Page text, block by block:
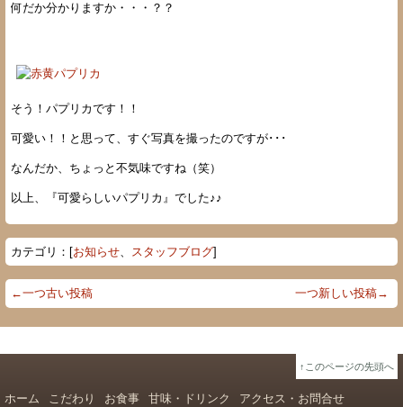
何だか分かりますか・・・？？
そう！パプリカです！！
可愛い！！と思って、すぐ写真を撮ったのですが･･･
なんだか、ちょっと不気味ですね（笑）
以上、『可愛らしいパプリカ』でした♪♪
カテゴリ：[お知らせ、 スタッフブログ]
←一つ古い投稿 一つ新しい投稿→
↑このページの先頭へ
ホーム こだわり お食事 甘味・ドリンク アクセス・お問合せ